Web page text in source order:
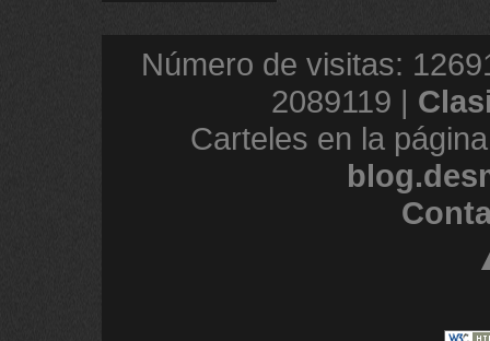
Número de visitas:
2089119 |
Carteles en la